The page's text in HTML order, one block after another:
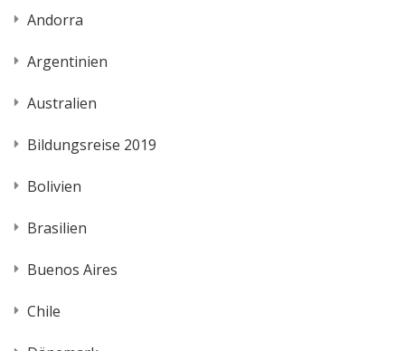
Andorra
Argentinien
Australien
Bildungsreise 2019
Bolivien
Brasilien
Buenos Aires
Chile